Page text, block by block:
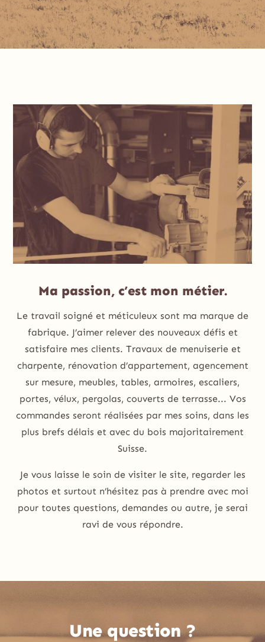
Ma passion, c’est mon métier.
Le travail soigné et méticuleux sont ma marque de
fabrique. J’aimer relever des nouveaux défis et
satisfaire mes clients. Travaux de menuiserie et
charpente, rénovation d’appartement, agencement
sur mesure, meubles, tables, armoires, escaliers,
portes, vélux, pergolas, couverts de terrasse... Vos
commandes seront réalisées par mes soins, dans les
plus brefs délais et avec du bois majoritairement
Suisse.
Je vous laisse le soin de visiter le site, regarder les
photos et surtout n’hésitez pas à prendre avec moi
pour toutes questions, demandes ou autre, je serai
ravi de vous répondre.
Une question ?